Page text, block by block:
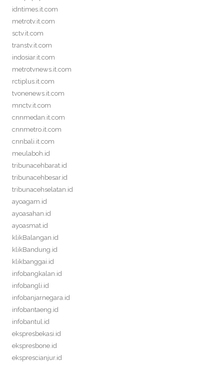
idntimes.it.com
metrotv.it.com
sctv.it.com
transtv.it.com
indosiar.it.com
metrotvnews.it.com
rctiplus.it.com
tvonenews.it.com
mnctv.it.com
cnnmedan.it.com
cnnmetro.it.com
cnnbali.it.com
meulaboh.id
tribunacehbarat.id
tribunacehbesar.id
tribunacehselatan.id
ayoagam.id
ayoasahan.id
ayoasmat.id
klikBalangan.id
klikBandung.id
klikbanggai.id
infobangkalan.id
infobangli.id
infobanjarnegara.id
infobantaeng.id
infobantul.id
ekspresbekasi.id
ekspresbone.id
eksprescianjur.id